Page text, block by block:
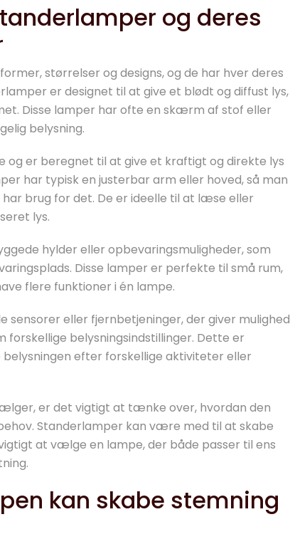
og deres
størrelser og designs, og de har hver deres
er designet til at give et blødt og diffust lys,
Disse lamper har ofte en skærm af stof eller
belysning.
er beregnet til at give et kraftigt og direkte lys
har typisk en justerbar arm eller hoved, så man
brug for det. De er ideelle til at læse eller
lys.
hylder eller opbevaringsmuligheder, som
Disse lamper er perfekte til små rum,
flere funktioner i én lampe.
sensorer eller fjernbetjeninger, der giver mulighed
belysningsindstillinger. Dette er
efter forskellige aktiviteter eller
er det vigtigt at tænke over, hvordan den
Standerlamper kan være med til at skabe
at vælge en lampe, der både passer til ens
kan skabe stemning